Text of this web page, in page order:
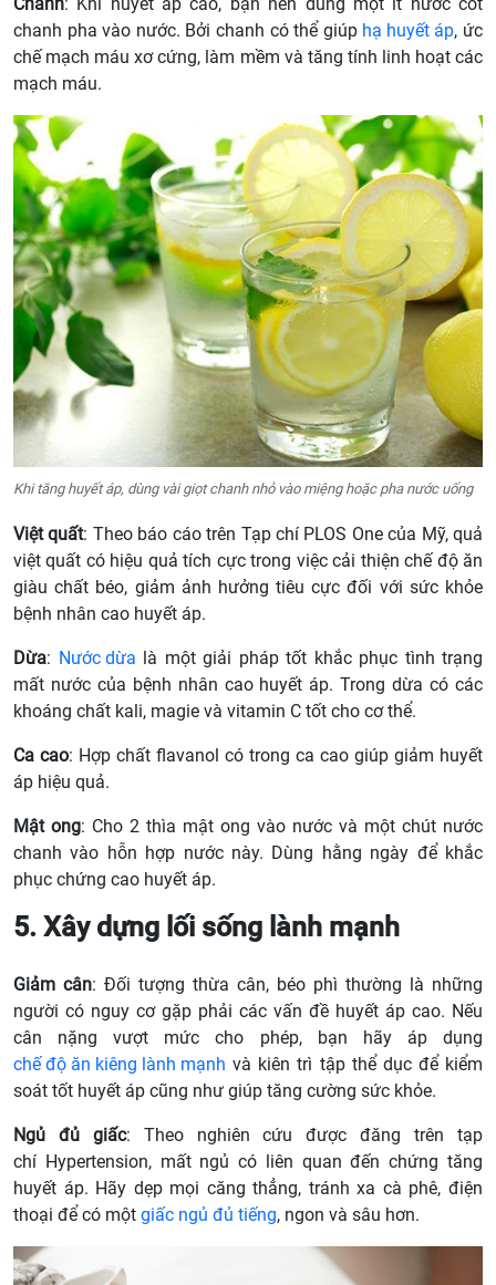
chanh pha vào nước. Bởi chanh có thể giúp hạ huyết áp, ức
chế mạch máu xơ cứng, làm mềm và tăng tính linh hoạt các
mạch máu.
Khi tăng huyết áp, dùng vài giọt chanh nhỏ vào miệng hoặc pha nước uống
Việt quất: Theo báo cáo trên Tạp chí PLOS One của Mỹ, quả
việt quất có hiệu quả tích cực trong việc cải thiện chế độ ăn
giàu chất béo, giảm ảnh hưởng tiêu cực đối với sức khỏe
bệnh nhân cao huyết áp.
Dừa: Nước dừa là một giải pháp tốt khắc phục tình trạng
mất nước của bệnh nhân cao huyết áp. Trong dừa có các
khoáng chất kali, magie và vitamin C tốt cho cơ thể.
Ca cao: Hợp chất flavanol có trong ca cao giúp giảm huyết
áp hiệu quả.
Mật ong: Cho 2 thìa mật ong vào nước và một chút nước
chanh vào hỗn hợp nước này. Dùng hằng ngày để khắc
phục chứng cao huyết áp.
5. Xây dựng lối sống lành mạnh
Giảm cân: Đối tượng thừa cân, béo phì thường là những
người có nguy cơ gặp phải các vấn đề huyết áp cao. Nếu
cân nặng vượt mức cho phép, bạn hãy áp dụng
chế độ ăn kiêng lành mạnh và kiên trì tập thể dục để kiểm
soát tốt huyết áp cũng như giúp tăng cường sức khỏe.
Ngủ đủ giấc: Theo nghiên cứu được đăng trên tạp
chí Hypertension, mất ngủ có liên quan đến chứng tăng
huyết áp. Hãy dẹp mọi căng thẳng, tránh xa cà phê, điện
thoại để có một giấc ngủ đủ tiếng, ngon và sâu hơn.